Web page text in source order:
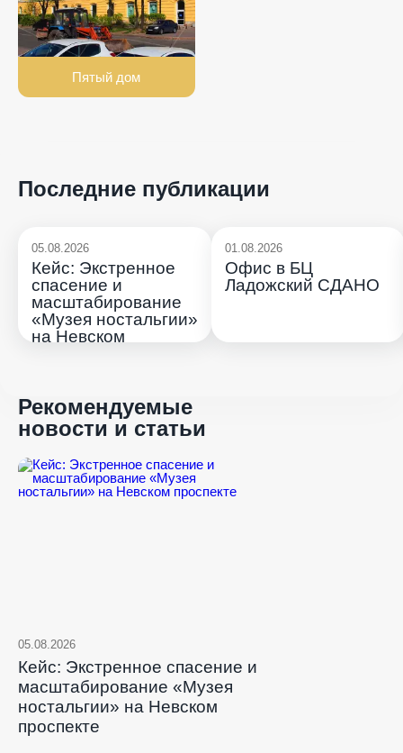
Пятый дом
Последние публикации
05.08.2026
Кейс: Экстренное
спасение и
масштабирование
«Музея ностальгии»
на Невском
01.08.2026
Офис в БЦ
Ладожский СДАНО
Рекомендуемые
новости и статьи
05.08.2026
Кейс: Экстренное спасение и
масштабирование «Музея
ностальгии» на Невском
проспекте